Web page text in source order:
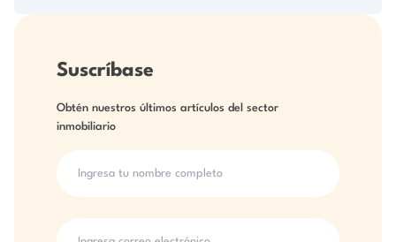
Suscríbase
Obtén nuestros últimos artículos del sector
inmobiliario